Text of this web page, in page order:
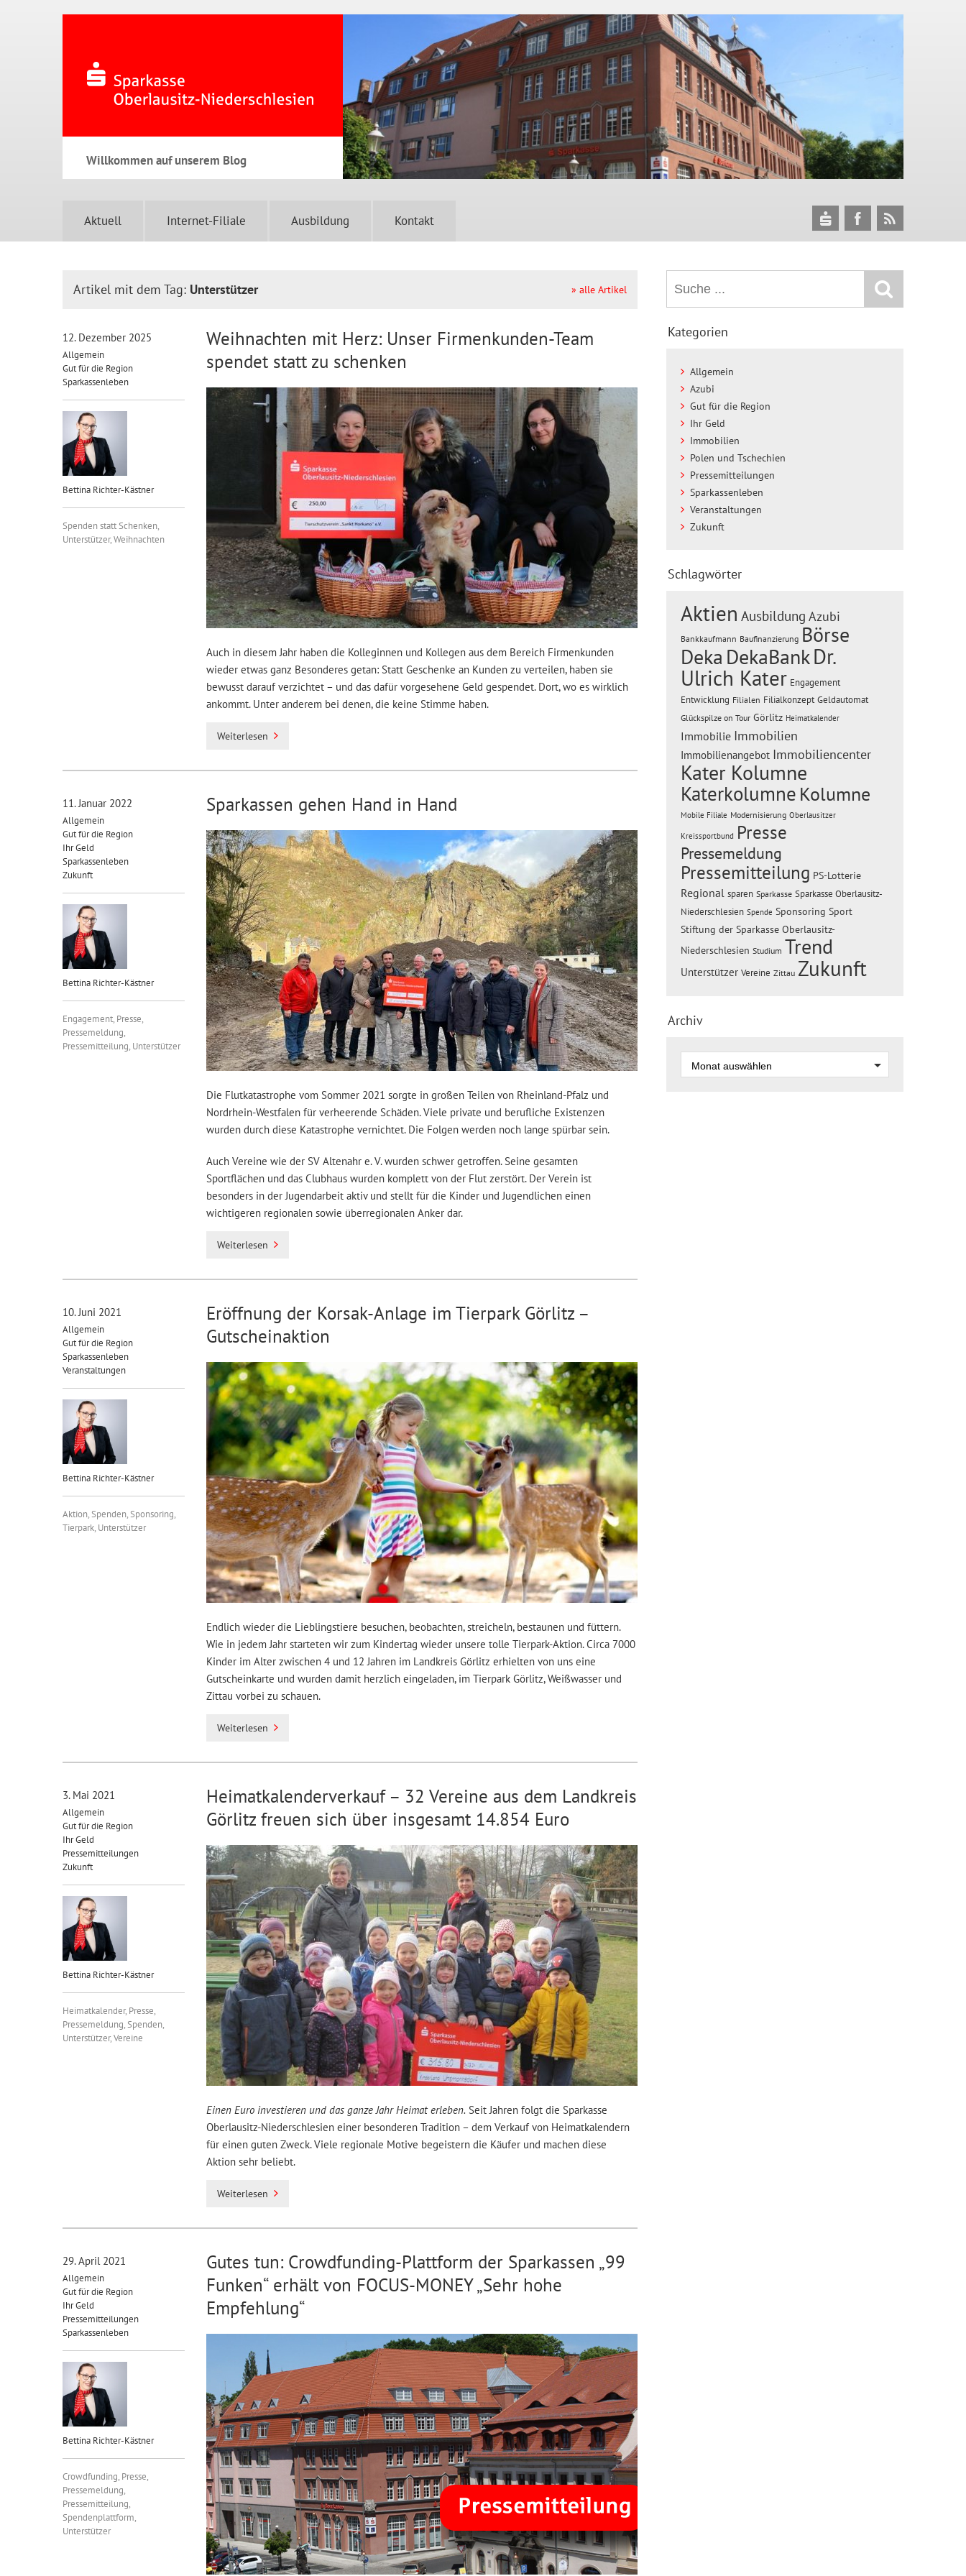
Willkommen auf unserem Blog
Aktuell Internet-Filiale Ausbildung Kontakt
Artikel mit dem Tag: Unterstützer » alle Artikel
12. Dezember 2025
Allgemein
Gut für die Region
Sparkassenleben
Bettina Richter-Kästner
Spenden statt Schenken,
Unterstützer,Weihnachten
Weihnachten mit Herz: Unser Firmenkunden-Team
spendet statt zu schenken
Auch in diesem Jahr haben die Kolleginnen und Kollegen aus dem Bereich Firmenkunden
wieder etwas ganz Besonderes getan: Statt Geschenke an Kunden zu verteilen, haben sie
bewusst darauf verzichtet – und das dafür vorgesehene Geld gespendet. Dort, wo es wirklich
ankommt. Unter anderem bei denen, die keine Stimme haben.
Weiterlesen
11. Januar 2022
Allgemein
Gut für die Region
Ihr Geld
Sparkassenleben
Zukunft
Bettina Richter-Kästner
Engagement, Presse,
Pressemeldung,
Pressemitteilung, Unterstützer
Sparkassen gehen Hand in Hand
Die Flutkatastrophe vom Sommer 2021 sorgte in großen Teilen von Rheinland-Pfalz und
Nordrhein-Westfalen für verheerende Schäden. Viele private und berufliche Existenzen
wurden durch diese Katastrophe vernichtet. Die Folgen werden noch lange spürbar sein.
Auch Vereine wie der SV Altenahr e. V. wurden schwer getroffen. Seine gesamten
Sportflächen und das Clubhaus wurden komplett von der Flut zerstört. Der Verein ist
besonders in der Jugendarbeit aktiv und stellt für die Kinder und Jugendlichen einen
wichtigeren regionalen sowie überregionalen Anker dar.
Weiterlesen
10. Juni 2021
Allgemein
Gut für die Region
Sparkassenleben
Veranstaltungen
Bettina Richter-Kästner
Aktion,Spenden,Sponsoring,
Tierpark, Unterstützer
Eröffnung der Korsak-Anlage im Tierpark Görlitz –
Gutscheinaktion
Endlich wieder die Lieblingstiere besuchen, beobachten, streicheln, bestaunen und füttern.
Wie in jedem Jahr starteten wir zum Kindertag wieder unsere tolle Tierpark-Aktion. Circa 7000
Kinder im Alter zwischen 4 und 12 Jahren im Landkreis Görlitz erhielten von uns eine
Gutscheinkarte und wurden damit herzlich eingeladen, im Tierpark Görlitz, Weißwasser und
Zittau vorbei zu schauen.
Weiterlesen
3. Mai 2021
Allgemein
Gut für die Region
Ihr Geld
Pressemitteilungen
Zukunft
Bettina Richter-Kästner
Heimatkalender, Presse,
Pressemeldung,Spenden,
Unterstützer,Vereine
Heimatkalenderverkauf – 32 Vereine aus dem Landkreis
Görlitz freuen sich über insgesamt 14.854 Euro
Einen Euro investieren und das ganze Jahr Heimat erleben. Seit Jahren folgt die Sparkasse
Oberlausitz-Niederschlesien einer besonderen Tradition – dem Verkauf von Heimatkalendern
für einen guten Zweck. Viele regionale Motive begeistern die Käufer und machen diese
Aktion sehr beliebt.
Weiterlesen
29. April 2021
Allgemein
Gut für die Region
Ihr Geld
Pressemitteilungen
Sparkassenleben
Bettina Richter-Kästner
Crowdfunding, Presse,
Pressemeldung,
Pressemitteilung,
Spendenplattform,
Unterstützer
Gutes tun: Crowdfunding-Plattform der Sparkassen „99
Funken“ erhält von FOCUS-MONEY „Sehr hohe
Empfehlung“
Kategorien
Allgemein
Azubi
Gut für die Region
Ihr Geld
Immobilien
Polen und Tschechien
Pressemitteilungen
Sparkassenleben
Veranstaltungen
Zukunft
Schlagwörter
Aktien Ausbildung Azubi
Bankkaufmann Baufinanzierung Börse
Deka DekaBankDr.
Ulrich Kater Engagement
Entwicklung Filialen Filialkonzept Geldautomat
Glückspilze on Tour Görlitz Heimatkalender
Immobilie Immobilien
Immobilienangebot Immobiliencenter
Kater Kolumne
Katerkolumne Kolumne
Mobile Filiale Modernisierung Oberlausitzer
Kreissportbund Presse
Pressemeldung
Pressemitteilung PS-Lotterie
Regional sparen Sparkasse Sparkasse Oberlausitz-
Niederschlesien Spende Sponsoring Sport
Stiftung der Sparkasse Oberlausitz-
Niederschlesien Studium Trend
Unterstützer Vereine Zittau Zukunft
Archiv